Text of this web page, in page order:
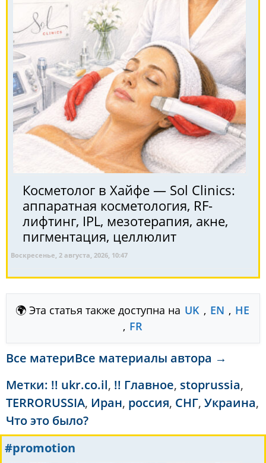
Косметолог в Хайфе — Sol Clinics:
аппаратная косметология, RF-
лифтинг, IPL, мезотерапия, акне,
пигментация, целлюлит
Воскресенье, 2 августа, 2026, 10:47
🌍 Эта статья также доступна на UK , EN , HE
, FR
Все материВсе материалы автора →
Метки: !! ukr.co.il, !! Главное, stoprussia,
TERRORUSSIA, Иран, россия, СНГ, Украина,
Что это было?
#promotion